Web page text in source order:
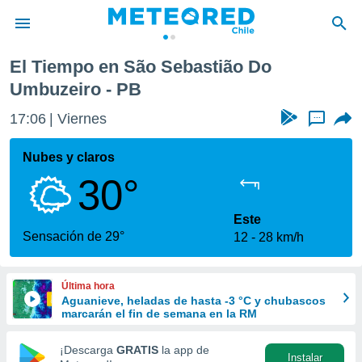
de
para
la
calidad.
a este
forma
digital
El Tiempo en São Sebastião Do
Umbuzeiro - PB
17:06 Viernes ...
Nubes y claros
30°
Sensación de 29°
Este
12
28 km/h
Última hora
Aguanieve, heladas de hasta -3 °C y chubascos
marcarán el fin de semana en la RM
¡Descarga GRATIS la app de
Instalar